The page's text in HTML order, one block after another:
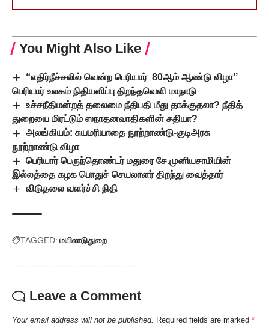
You Might Also Like
“எதிர்நீச்சலில் வென்ற பெரியார் 80ஆம் ஆண்டு விழா’’
பெரியார் உலகம் நிதியளிப்பு திறந்தவெளி மாநாடு
உச்சநீதிமன்றத் தலைமை நீதிபதி மீது தாக்குதலா? நீதித்
துறையை மிரட்டும் ஸநாதனவாதிகளின் சதியா?
அலங்கியம்: சுயமரியாதை நூற்றாண்டு-குடிஅரசு
நூற்றாண்டு விழா
பெரியார் பெருந்தொண்டர் மதுரை சே.முனியசாமியின்
இல்லத்தை கழக பொதுச் செயலாளர் திறந்து வைத்தார்
விடுதலை வளர்ச்சி நிதி
TAGGED: மயிலாடுதுறை
Leave a Comment
Your email address will not be published. Required fields are marked *